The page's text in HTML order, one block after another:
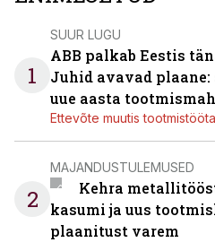
1
SUUR LUGU
ABB palkab Eestis
Juhid avavad plaane:
uue aasta
Ettevõte muutis
2
MAJANDUSTULEMUSED
Kehra
kasumi ja uus
plaanitust varem